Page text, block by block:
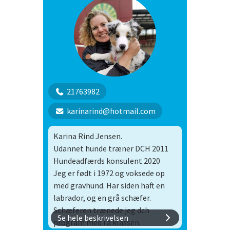
21763982
karinarind@hotmail.com
Karina Rind Jensen.
Udannet hunde træner DCH 2011
Hundeadfærds konsulent 2020
Jeg er født i 1972 og voksede op
med gravhund. Har siden haft en
labrador, og en grå schæfer.
Schæferen trænede jeg dch
program med i a klassen.
Se hele beskrivelsen